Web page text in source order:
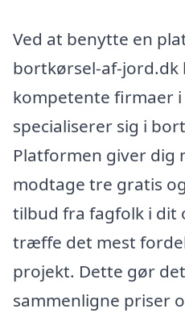
Ved at benytte en
bortkørsel-af-
kompetente firmaer
specialiserer sig i
Platformen giver dig
modtage tre gratis
tilbud fra fagfolk i dit
træffe det mest
projekt. Dette gør
sammenligne priser